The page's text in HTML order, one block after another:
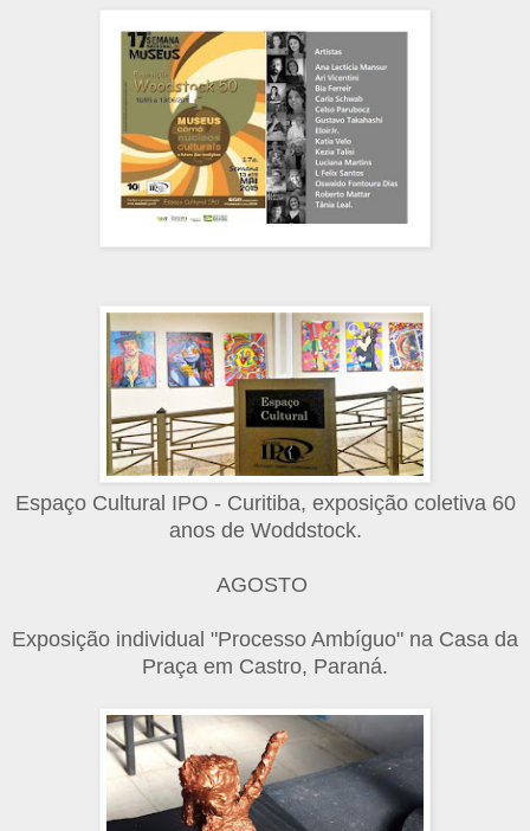
Espaço Cultural IPO - Curitiba, exposição coletiva 60
anos de Woddstock.
AGOSTO
Exposição individual "Processo Ambíguo" na Casa da
Praça em Castro, Paraná.